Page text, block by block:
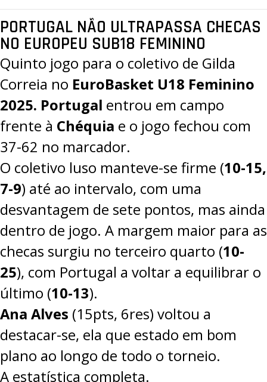
PORTUGAL NÃO ULTRAPASSA CHECAS
NO EUROPEU SUB18 FEMININO
Quinto jogo para o coletivo de Gilda
Correia no EuroBasket U18 Feminino
2025. Portugal entrou em campo
frente à Chéquia e o jogo fechou com
37-62 no marcador.
O coletivo luso manteve-se firme (10-15,
7-9) até ao intervalo, com uma
desvantagem de sete pontos, mas ainda
dentro de jogo. A margem maior para as
checas surgiu no terceiro quarto (10-
25), com Portugal a voltar a equilibrar o
último (10-13).
Ana Alves (15pts, 6res) voltou a
destacar-se, ela que estado em bom
plano ao longo de todo o torneio.
A estatística completa.